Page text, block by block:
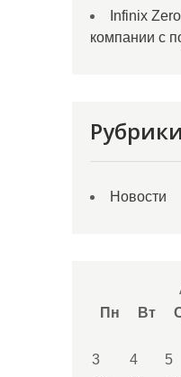
Infinix
компании с
Рубрики
Новости
Пн
Вт
3
4 5